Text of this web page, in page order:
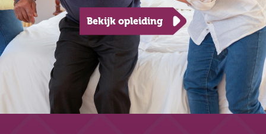
Bekijk opleiding